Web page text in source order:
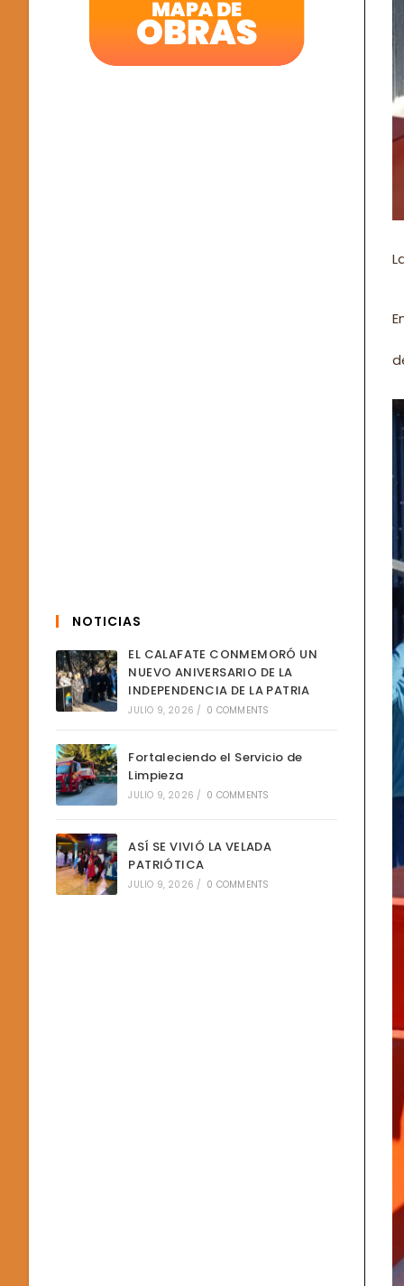
NOTICIAS
EL CALAFATE CONMEMORÓ UN
NUEVO ANIVERSARIO DE LA
INDEPENDENCIA DE LA PATRIA
JULIO 9, 2026 / 0 COMMENTS
Fortaleciendo el Servicio de
Limpieza
JULIO 9, 2026 / 0 COMMENTS
ASÍ SE VIVIÓ LA VELADA
PATRIÓTICA
JULIO 9, 2026 / 0 COMMENTS